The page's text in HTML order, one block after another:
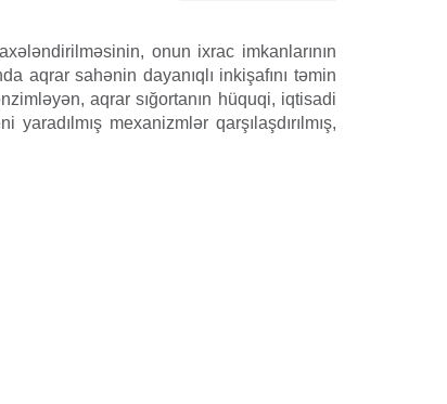
onun ixrac imkanlarının
aqrar sahənin dayanıqlı inkişafını təmin
aqrar sığortanın hüquqi, iqtisadi
mexanizmlər qarşılaşdırılmış,